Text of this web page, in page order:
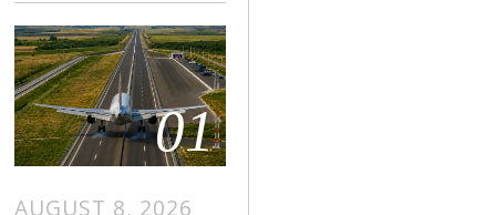
01
AUGUST 8, 2026